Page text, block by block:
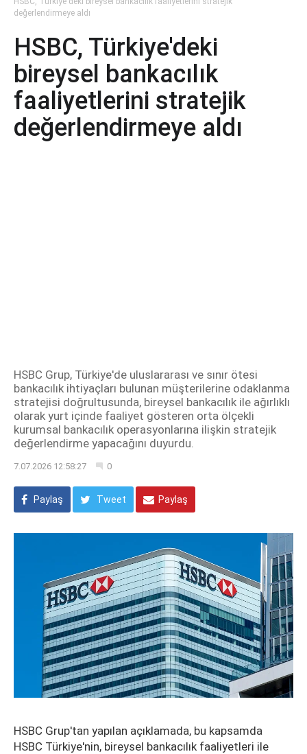
değerlendirmeye aldı
HSBC, Türkiye'deki
bireysel bankacılık
faaliyetlerini stratejik
değerlendirmeye aldı
HSBC Grup, Türkiye'de uluslararası ve sınır ötesi
bankacılık ihtiyaçları bulunan müşterilerine odaklanma
stratejisi doğrultusunda, bireysel bankacılık ile ağırlıklı
olarak yurt içinde faaliyet gösteren orta ölçekli
kurumsal bankacılık operasyonlarına ilişkin stratejik
değerlendirme yapacağını duyurdu.
7.07.2026 12:58:27 0
Paylaş Tweet Paylaş
HSBC Grup'tan yapılan açıklamada, bu kapsamda
HSBC Türkiye'nin, bireysel bankacılık faaliyetleri ile